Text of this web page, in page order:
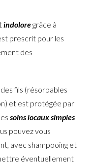
indoloregrâce à
prescrit pour les
des
fils (résorbables
et est protégée par
soins locaux simples
pouvez vous
avec shampooing et
éventuellement